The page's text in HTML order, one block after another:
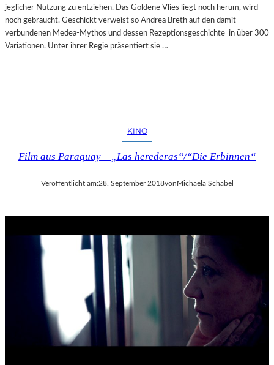
jeglicher Nutzung zu entziehen. Das Goldene Vlies liegt noch herum, wird
noch gebraucht. Geschickt verweist so Andrea Breth auf den damit
verbundenen Medea-Mythos und dessen Rezeptionsgeschichte in über 300
Variationen. Unter ihrer Regie präsentiert sie …
KINO
Film aus Paraquay – „Las herederas“/“Die Erbinnen“
Veröffentlicht am:28. September 2018von Michaela Schabel